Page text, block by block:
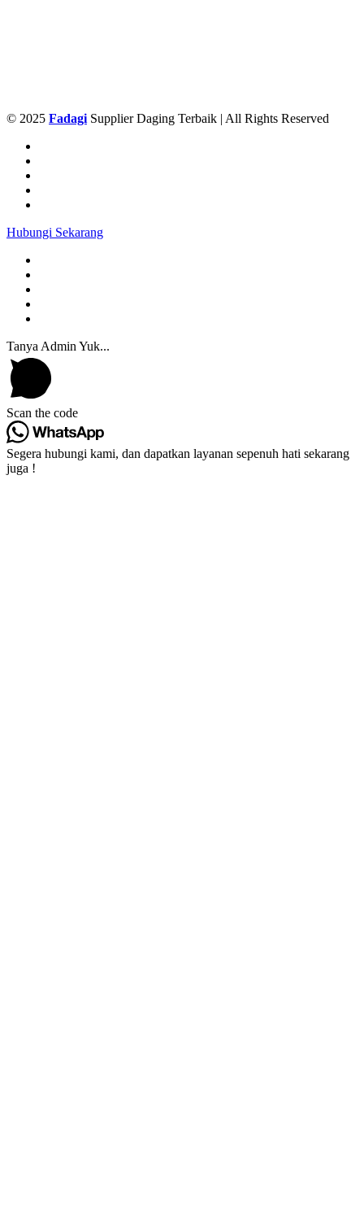
© 2025 Fadagi Supplier Daging Terbaik | All Rights Reserved
Hubungi Sekarang
Tanya Admin Yuk...
Scan the code
Segera hubungi kami, dan dapatkan layanan sepenuh hati sekarang
juga !